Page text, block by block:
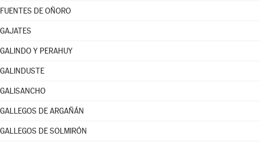
FUENTES DE OÑORO
GAJATES
GALINDO Y PERAHUY
GALINDUSTE
GALISANCHO
GALLEGOS DE ARGAÑÁN
GALLEGOS DE SOLMIRÓN